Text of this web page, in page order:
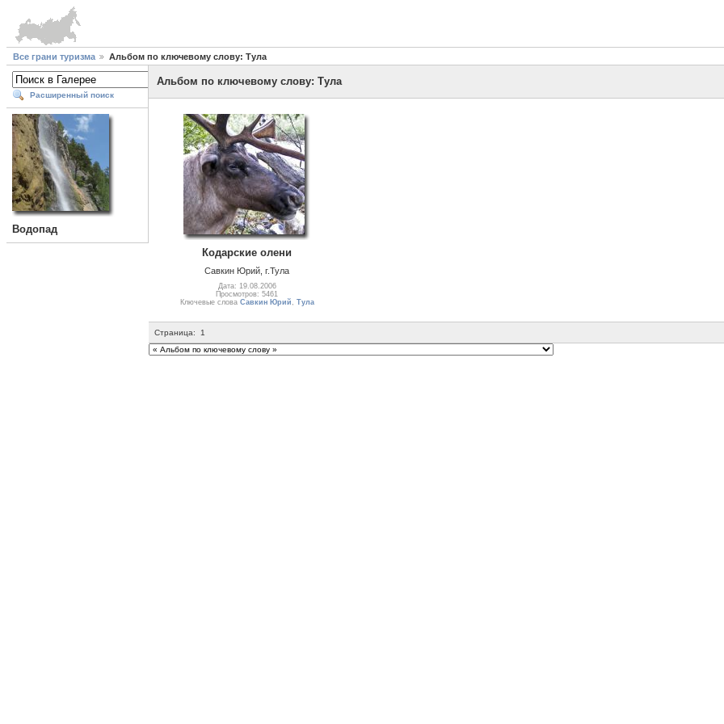
Все грани туризма Альбом по ключевому слову: Тула
Расширенный поиск
Водопад
Альбом по ключевому слову: Тула
Кодарские олени
Савкин Юрий, г.Тула
Дата: 19.08.2006
Просмотров: 5461
Ключевые слова Савкин Юрий , Тула
Страница: 1